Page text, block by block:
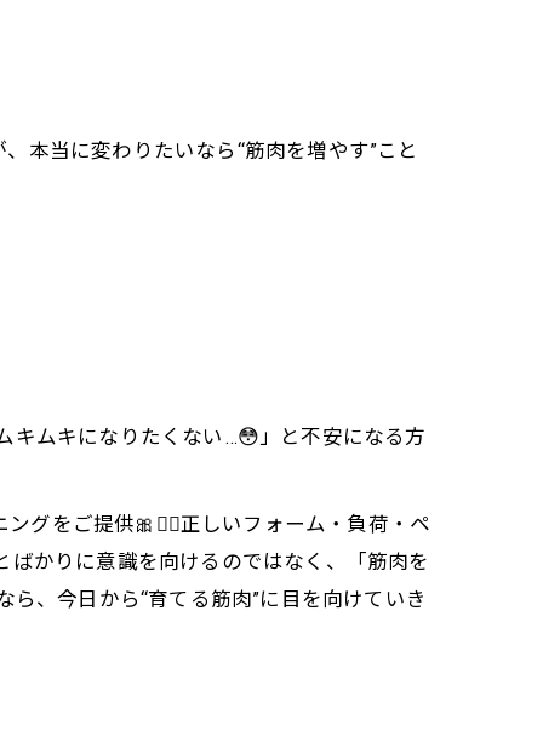
本当に変わりたいなら“筋肉を増やす”こと
キムキになりたくない…😳」と不安になる方
ングをご提供🎀🏋️‍♀️正しいフォーム・負荷・ペ
ばかりに意識を向けるのではなく、「筋肉を
、今日から“育てる筋肉”に目を向けていき